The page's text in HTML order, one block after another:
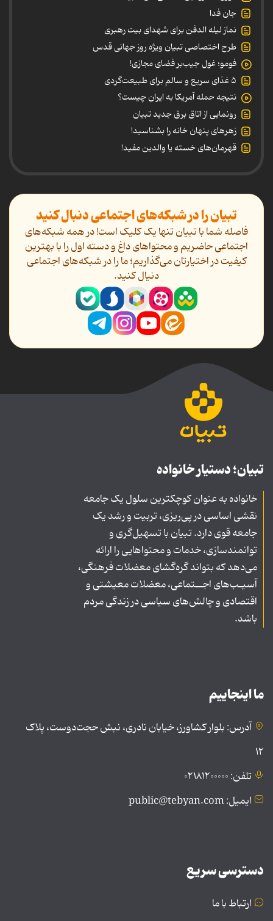
جان فدا
نماز لیله الدفن برای شهدای بیت رهبری
طرح اختصاصی تبیان ویژه روز جهانی قدس
فومو؛ غول جیب‌بر فضای مجازی!
۵ غذای سریع و سالم برای طبیعت‌گردی
نتیجه حمله آمریکا به ایران چیست؟
رونمایی از اتاق برق جدید تبیان
زهرهای پنهان خانه را بشناسید!
قهرمان‌های خسته یا والدین مفید!
تبیان را در شبکه‌های اجتماعی دنبال کنید
فاصله شما با تبیان تنها یک کلیک است! در همه شبکه‌های
اجتماعی حاضریم و محتواهای داغ و دسته اول را با بهترین
کیفیت در اختیارتان می‌گذاریم؛ ما را در شبکه‌های اجتماعی
دنیال کنید.
تبیان؛ دستیار خانواده
خانواده به عنوان کوچکترین سلول یک جامعه
نقشی اساسی در پی‌ریزی، تربیت و رشد یک
جامعه قوی دارد. تبیان با تسهیل‌گری و
توانمندسازی، خدمات و محتواهایی را ارائه
می‌دهد که بتواند گره‌گشای معضلات فرهنگی،
آسیـب‌های اجــتماعی، معضلات معیشتی و
اقتصادی و چالش‌های سیاسی در زندگی مردم
باشد.
ما اینجاییم
آدرس: بلوار کشاورز، خیابان نادری، نبش حجت‌دوست، پلاک
۱۲
تلفن: ۰۲۱۸۱۲۰۰۰۰۰
ایمیل: public@tebyan.com
دسترسی سریع
ارتباط با ما